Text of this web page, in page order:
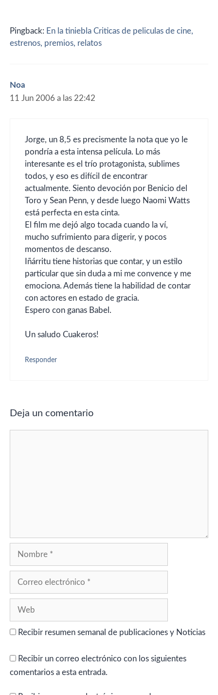
Pingback: En la tiniebla Criticas de peliculas de cine,
estrenos, premios, relatos
Noa
11 Jun 2006 a las 22:42
Jorge, un 8,5 es precismente la nota que yo le
pondría a esta intensa película. Lo más
interesante es el trío protagonista, sublimes
todos, y eso es difícil de encontrar
actualmente. Siento devoción por Benicio del
Toro y Sean Penn, y desde luego Naomi Watts
está perfecta en esta cinta.
El film me dejó algo tocada cuando la ví,
mucho sufrimiento para digerir, y pocos
momentos de descanso.
Iñárritu tiene historias que contar, y un estilo
particular que sin duda a mi me convence y me
emociona. Además tiene la habilidad de contar
con actores en estado de gracia.
Espero con ganas Babel.
Un saludo Cuakeros!
Responder
Deja un comentario
Nombre
Correo
Web
Recibir resumen semanal de publicaciones y Noticias
Recibir un correo electrónico con los siguientes
comentarios a esta entrada.